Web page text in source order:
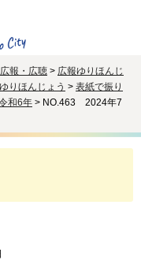
広報・広聴 > 広報ゆりほんじ
りほんじょう > 表紙で振り
和6年 > NO.463 2024年7